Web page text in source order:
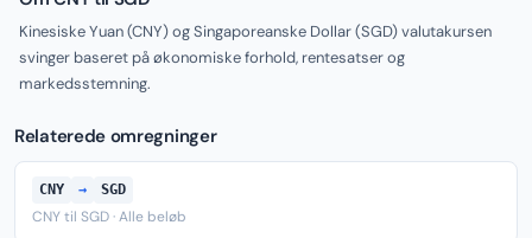
Kinesiske Yuan (CNY) og Singaporeanske Dollar (SGD) valutakursen
svinger baseret på økonomiske forhold, rentesatser og
markedsstemning.
Relaterede omregninger
CNY → SGD
CNY til SGD · Alle beløb